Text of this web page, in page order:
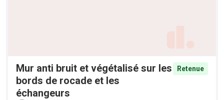
Mur anti bruit et végétalisé sur les
bords de rocade et les
échangeurs
Retenue